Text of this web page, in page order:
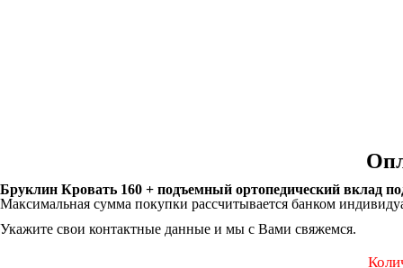
Бруклин Кровать 160 + подъемный ортопедический вклад
Максимальная сумма покупки рассчитывается банком
Укажите свои контактные данные и мы с Вами свяжемся.